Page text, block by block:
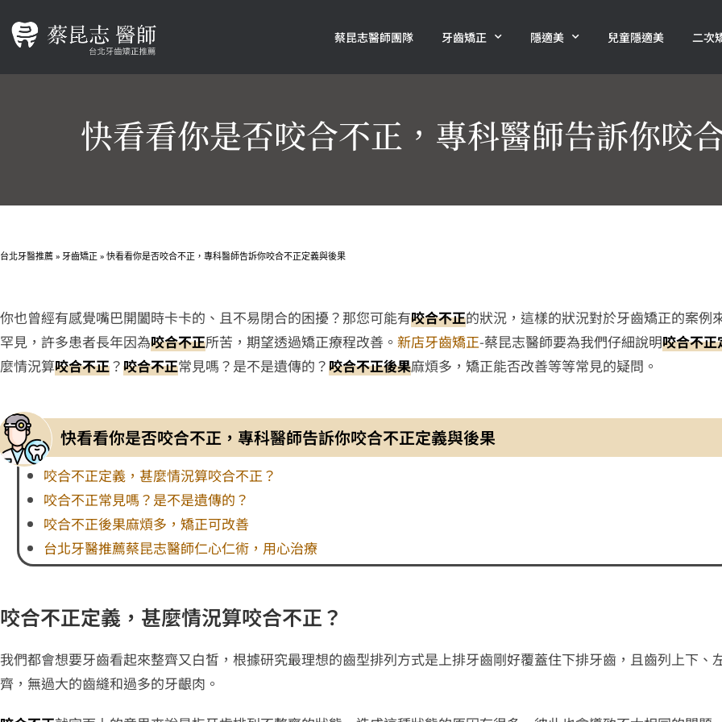
蔡昆志醫師團隊 牙齒矯正 隱適美 兒童隱適美 二次
快看看你是否咬合不正，專科醫師告訴你咬
台北牙醫推薦 » 牙齒矯正 » 快看看你是否咬合不正，專科醫師告訴你咬合不正定義與後果
你也曾經有感覺嘴巴開闔時卡卡的、且不易閉合的困擾？那您可能有咬合不正的狀況，這樣的狀況對於牙齒矯正的案例
罕見，許多患者長年因為咬合不正所苦，期望透過矯正療程改善。 新店牙齒矯正-蔡昆志醫師要為我們仔細說明咬合不正
麼情況算咬合不正？咬合不正常見嗎？是不是遺傳的？咬合不正後果麻煩多，矯正能否改善等等常見的疑問。
快看看你是否咬合不正，專科醫師告訴你咬合不正定義與後果
咬合不正定義，甚麼情況算咬合不正？
咬合不正常見嗎？是不是遺傳的？
咬合不正後果麻煩多，矯正可改善
台北牙醫推薦蔡昆志醫師仁心仁術，用心治療
咬合不正定義，甚麼情況算咬合不正？
我們都會想要牙齒看起來整齊又白皙，根據研究最理想的齒型排列方式是上排牙齒剛好覆蓋住下排牙齒，且齒列上下、
齊，無過大的齒縫和過多的牙齦肉。